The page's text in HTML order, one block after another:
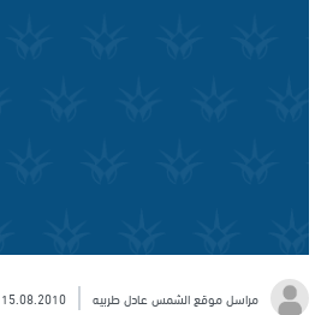
مراسل موقع الشمس عادل طربيه 15.08.2010